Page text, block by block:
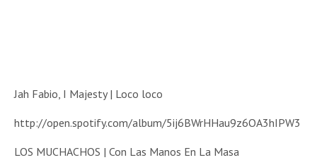
Jah Fabio, I Majesty | Loco loco
http://open.spotify.com/album/5ij6BWrHHau9z6OA3hIPW3
LOS MUCHACHOS | Con Las Manos En La Masa